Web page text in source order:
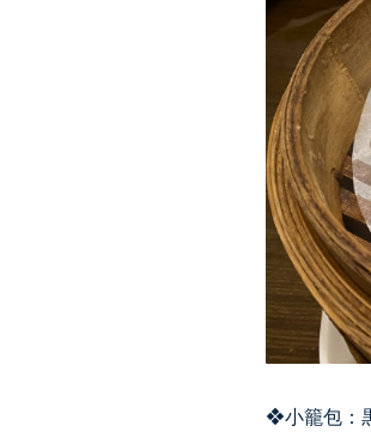
❖小籠包：